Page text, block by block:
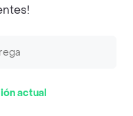
reserved.
actual